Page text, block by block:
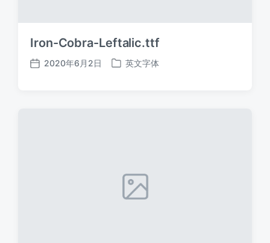
Iron-Cobra-Leftalic.ttf
发
2020年6月2日
发
英文字体